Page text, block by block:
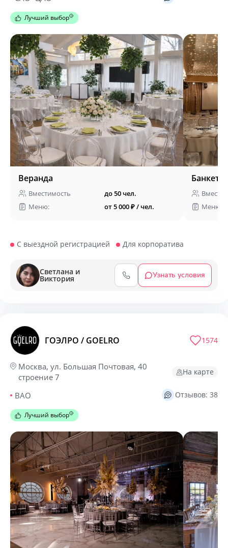
Лучший выбор
Веранда
Вместимость
до 50 чел.
Меню:
от 5 000 ₽ / чел.
Меню:
С выездной регистрацией Для корпоратива
Светлана и
Виктория Узнать условия
ГОЭЛРО / GOELRO
Москва, ул. Большая Почтовая, 40
строение 7
ВАО
На карте
1574
Отзывов: 38
Лучший выбор